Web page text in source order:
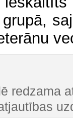
redzama